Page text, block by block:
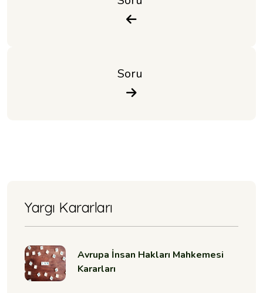
Soru
Yargı Kararları
Avrupa İnsan Hakları Mahkemesi
Kararları